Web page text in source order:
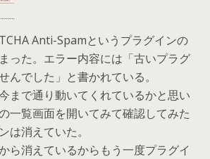
Anti-Spamというプラグインの
った。エラー内容には「古いプラグ
んでした」と書かれている。
まで通り動いてくれているかと思い
一覧画面を開いてみて確認してみた
は消えていた。
ら消えているからもう一度プラグイ